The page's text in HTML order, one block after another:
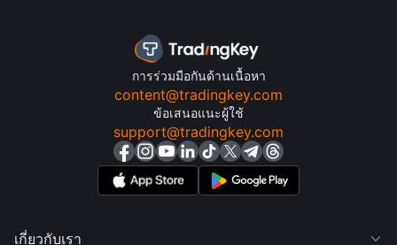
การร่วมมือกันด้านเนื้อหา
content@tradingkey.com
ข้อเสนอแนะผู้ใช้
support@tradingkey.com
เกี่ยวกับเรา 